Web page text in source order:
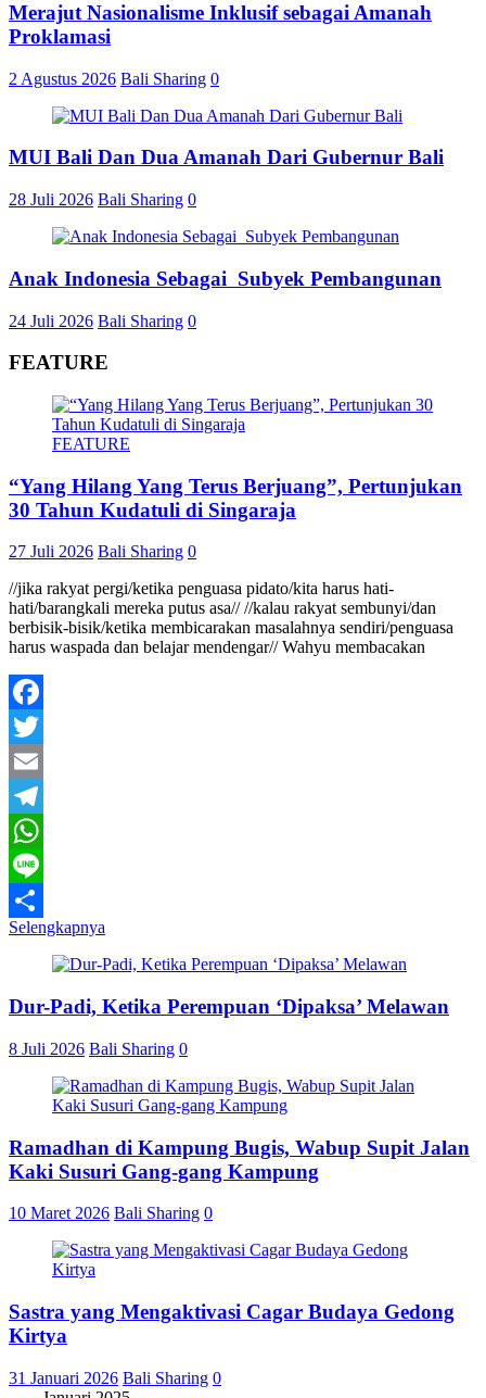
Merajut Nasionalisme Inklusif sebagai Amanah
Proklamasi
2 Agustus 2026 Bali Sharing 0
MUI Bali Dan Dua Amanah Dari Gubernur Bali
28 Juli 2026 Bali Sharing 0
Anak Indonesia Sebagai Subyek Pembangunan
24 Juli 2026 Bali Sharing 0
FEATURE
FEATURE
“Yang Hilang Yang Terus Berjuang”, Pertunjukan
30 Tahun Kudatuli di Singaraja
27 Juli 2026 Bali Sharing 0
//jika rakyat pergi/ketika penguasa pidato/kita harus hati-
hati/barangkali mereka putus asa// //kalau rakyat sembunyi/dan
berbisik-bisik/ketika membicarakan masalahnya sendiri/penguasa
harus waspada dan belajar mendengar// Wahyu membacakan
Facebook
Twitter
Email
Telegram
WhatsApp
Line
Share
Selengkapnya
Dur-Padi, Ketika Perempuan ‘Dipaksa’ Melawan
8 Juli 2026 Bali Sharing 0
Ramadhan di Kampung Bugis, Wabup Supit Jalan
Kaki Susuri Gang-gang Kampung
10 Maret 2026 Bali Sharing 0
Sastra yang Mengaktivasi Cagar Budaya Gedong
Kirtya
31 Januari 2026 Bali Sharing 0